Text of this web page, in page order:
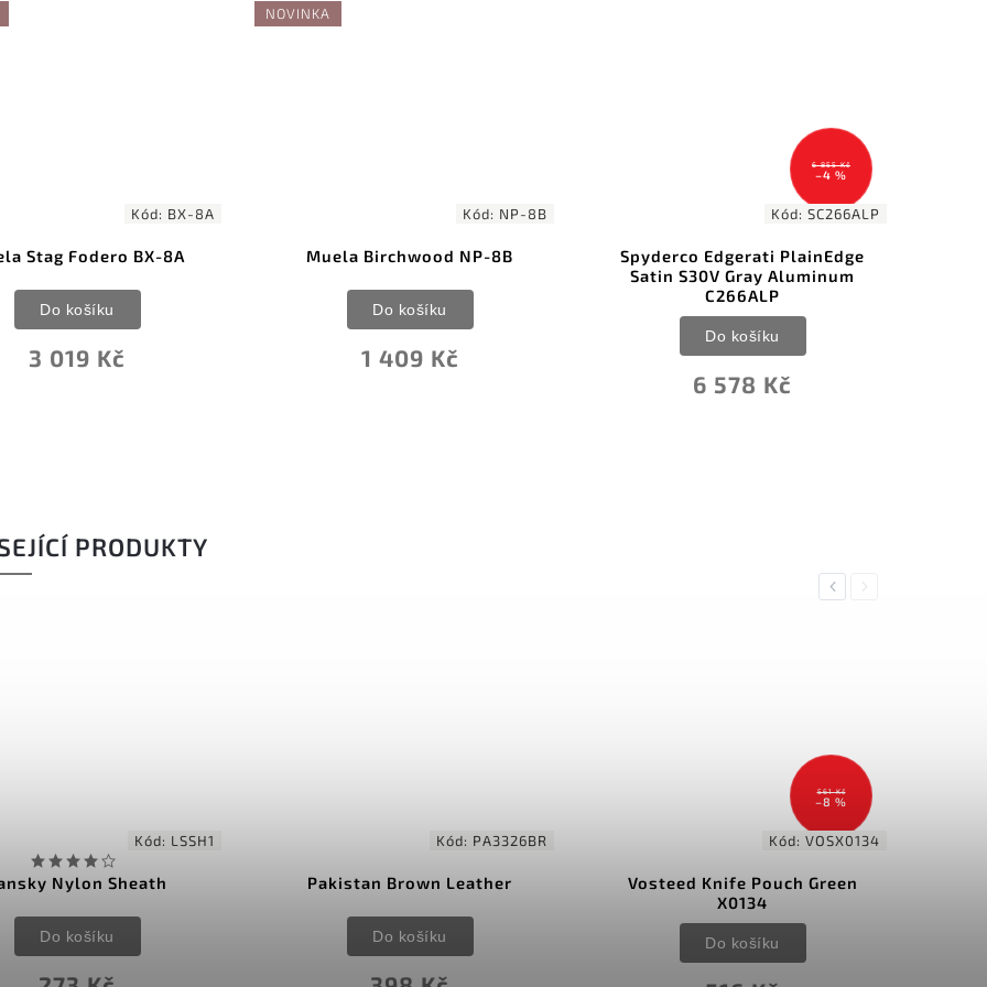
Kód: BX-8A
Stag Fodero BX-8A
3 019 Kč
Do košíku
NOVINKA
Kód: NP-8B
Muela Birchwood NP-8B
1 409 Kč
Do košíku
6 855 Kč
–4 %
Kód: SC266ALP
Spyderco Edgerati PlainEdge
Satin S30V Gray Aluminum
C266ALP
6 578 Kč
Do košíku
PRODUKTY
Previous
Kód: LSSH1
Nylon Sheath
Do košíku
Kód: PA3326BR
Pakistan Brown Leather
Do košíku
561 Kč
–8 %
Kód: VOSX0134
Vosteed Knife Pouch Green
X0134
Do košíku
Next